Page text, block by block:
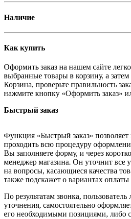
Наличие
Как купить
Оформить заказ на нашем сайте
выбранные товары в корзину, а
Корзина, проверьте правильность
нажмите кнопку «Оформить заказ»
Быстрый заказ
Функция «Быстрый заказ»
проходить всю процедуру
Вы заполняете форму, и через
менеджер магазина. Он уточнит все
на вопросы, касающиеся качества
также подскажет о вариантах оплаты
По результатам звонка,
уточнения, самостоятельно
его необходимыми позициями, либо